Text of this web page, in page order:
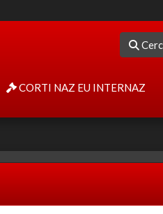
CORTI NAZ EU INTERNAZ